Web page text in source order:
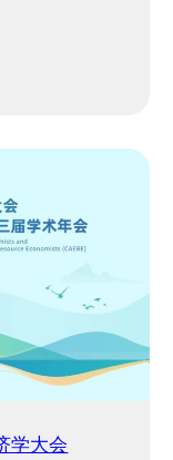
学大会